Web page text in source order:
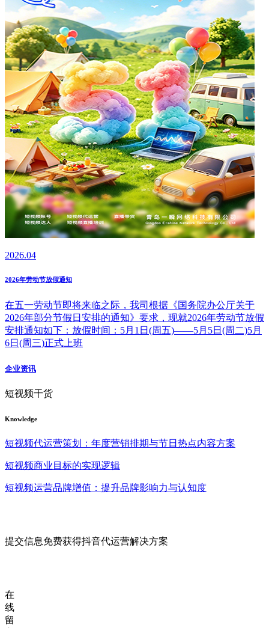
2026.04
2026年劳动节放假通知
在五一劳动节即将来临之际，我司根据《国务院办公厅关于
2026年部分节假日安排的通知》要求，现就2026年劳动节放假
安排通知如下：放假时间：5月1日(周五)——5月5日(周二)5月
6日(周三)正式上班
企业资讯
短视频干货
Knowledge
短视频代运营策划：年度营销排期与节日热点内容方案
短视频商业目标的实现逻辑
短视频运营品牌增值：提升品牌影响力与认知度
提交信息免费获得抖音代运营解决方案
在
线
留